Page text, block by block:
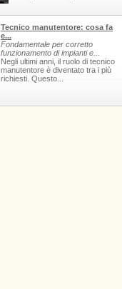
Tecnico manutentore: cosa fa
e...
Fondamentale per corretto
funzionamento di impianti e...
Negli ultimi anni, il ruolo di tecnico
manutentore è diventato tra i più
richiesti. Questo...